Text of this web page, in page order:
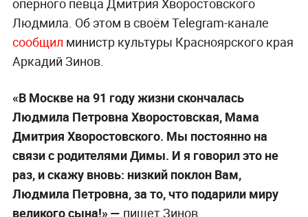
оперного певца Дмитрия Хворостовского
Людмила. Об этом в своём Telegram-канале
сообщил министр культуры Красноярского края
Аркадий Зинов.
«В Москве на 91 году жизни скончалась
Людмила Петровна Хворостовская, Мама
Дмитрия Хворостовского. Мы постоянно на
связи с родителями Димы. И я говорил это не
раз, и скажу вновь: низкий поклон Вам,
Людмила Петровна, за то, что подарили миру
великого сына!» — пишет Зинов.